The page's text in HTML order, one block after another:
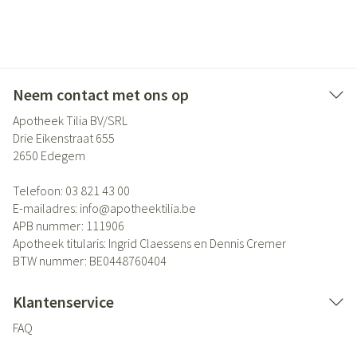
Neem contact met ons op
Apotheek Tilia BV/SRL
Drie Eikenstraat 655
2650 Edegem
Telefoon: 03 821 43 00
E-mailadres: info@apotheektilia.be
APB nummer: 111906
Apotheek titularis: Ingrid Claessens en Dennis Cremer
BTW nummer: BE0448760404
Klantenservice
FAQ